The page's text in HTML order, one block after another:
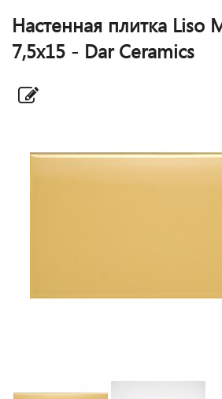
Настенная плитка Liso
7,5x15 - Dar Ceramics